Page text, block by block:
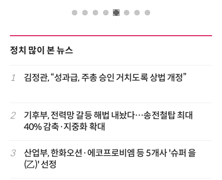
정치 많이 본 뉴스
1 김정관, “성과급, 주총 승인 거치도록 상법 개정”
2
기후부, 전력망 갈등 해법 내놨다…송전철탑 최대
40% 감축·지중화 확대
3
산업부, 한화오션·에코프로비엠 등 5개사 '슈퍼 을
(乙)' 선정